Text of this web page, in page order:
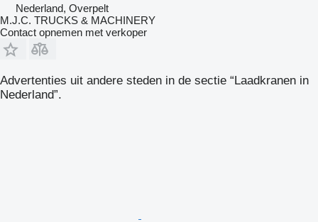
Nederland, Overpelt
M.J.C. TRUCKS & MACHINERY
Contact opnemen met verkoper
Advertenties uit andere steden in de sectie “Laadkranen in
Nederland”.